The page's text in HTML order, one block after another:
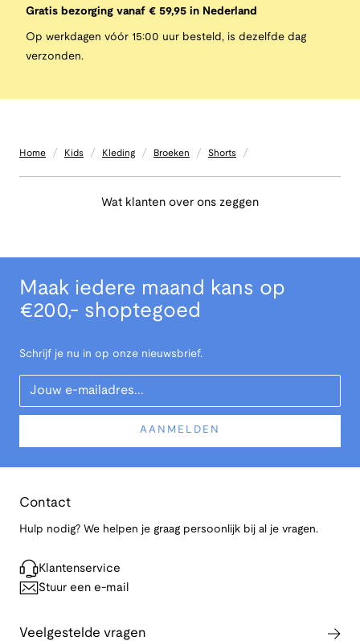
Gratis bezorging vanaf € 59,95 in Nederland
Op werkdagen vóór 15:00 uur besteld, is dezelfde dag
verzonden.
Home / Kids / Kleding / Broeken / Shorts /
Wat klanten over ons zeggen
Maak iedere maand kans op
€200,- shoptegoed
Schrijf je nu in op onze nieuwsbrief.
Your Email
AANMELDEN
Contact
Hulp nodig? We helpen je graag persoonlijk bij al je vragen.
Klantenservice
Stuur een e-mail
Veelgestelde vragen